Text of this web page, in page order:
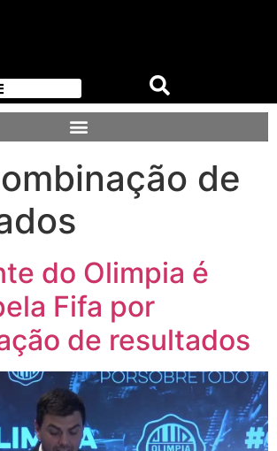
de
do Olimpia é
Fifa por
de resultados